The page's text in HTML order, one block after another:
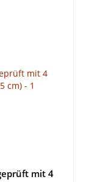
mit 4